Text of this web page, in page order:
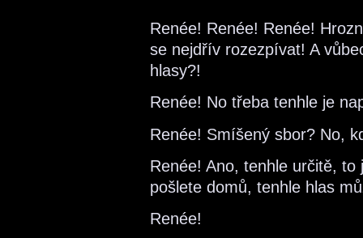
Renée! Renée! Renée!
se nejdřív rozezpívat! A
hlasy?!
Renée! No třeba tenhle je
Renée! Smíšený sbor? No,
Renée! Ano, tenhle určitě,
pošlete domů, tenhle hlas
Renée!